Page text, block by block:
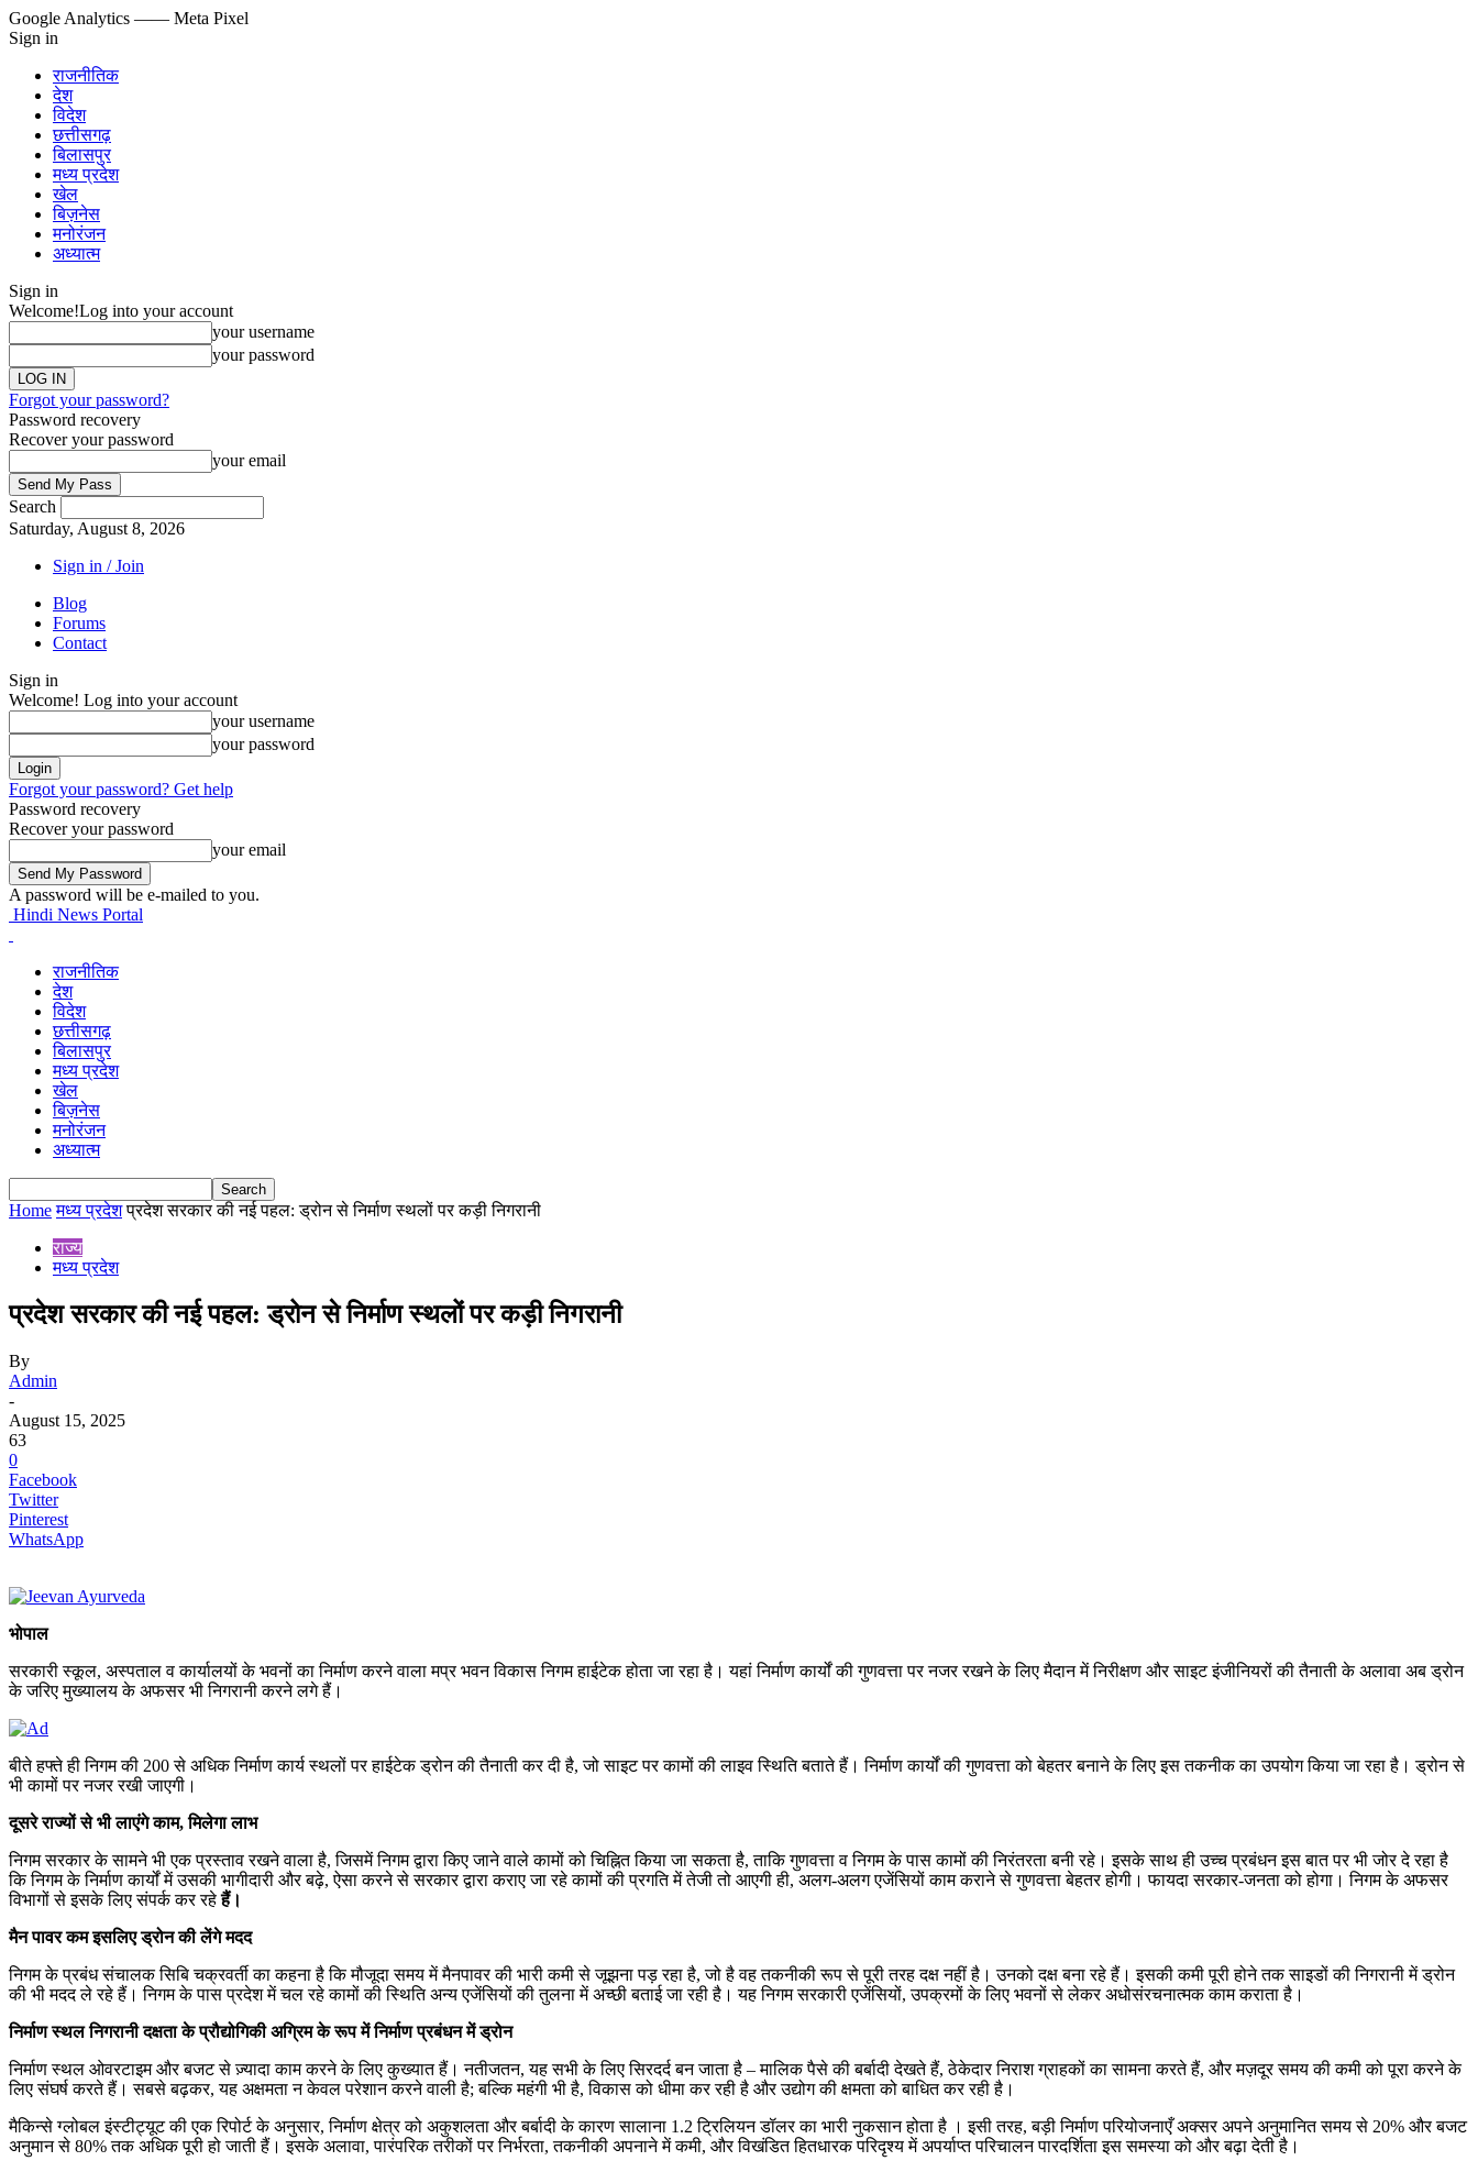
Google Analytics —— Meta Pixel
Sign in
राजनीतिक
देश
विदेश
छत्तीसगढ़
बिलासपुर
मध्य प्रदेश
खेल
बिज़नेस
मनोरंजन
अध्यात्म
Sign in
Welcome!Log into your account
your username
your password
Forgot your password?
Password recovery
Recover your password
your email
Search
Saturday, August 8, 2026
Sign in / Join
Blog
Forums
Contact
Sign in
Welcome! Log into your account
your username
your password
Forgot your password? Get help
Password recovery
Recover your password
your email
A password will be e-mailed to you.
Hindi News Portal
राजनीतिक
देश
विदेश
छत्तीसगढ़
बिलासपुर
मध्य प्रदेश
खेल
बिज़नेस
मनोरंजन
अध्यात्म
Home मध्य प्रदेश प्रदेश सरकार की नई पहल: ड्रोन से निर्माण स्थलों पर कड़ी निगरानी
राज्य
मध्य प्रदेश
प्रदेश सरकार की नई पहल: ड्रोन से निर्माण स्थलों पर कड़ी निगरानी
By
Admin
-
August 15, 2025
63
0
Facebook
Twitter
Pinterest
WhatsApp
भोपाल
सरकारी स्कूल, अस्पताल व कार्यालयों के भवनों का निर्माण करने वाला मप्र भवन विकास निगम हाईटेक होता जा रहा है। यहां निर्माण कार्यों की गुणवत्ता पर नजर रखने के लिए मैदान में निरीक्षण और साइट इंजीनियरों की तैनाती के अलावा अब ड्रोन
के जरिए मुख्यालय के अफसर भी निगरानी करने लगे हैं।
बीते हफ्ते ही निगम की 200 से अधिक निर्माण कार्य स्थलों पर हाईटेक ड्रोन की तैनाती कर दी है, जो साइट पर कामों की लाइव स्थिति बताते हैं। निर्माण कार्यों की गुणवत्ता को बेहतर बनाने के लिए इस तकनीक का उपयोग किया जा रहा है। ड्रोन से
भी कामों पर नजर रखी जाएगी।
दूसरे राज्यों से भी लाएंगे काम, मिलेगा लाभ
निगम सरकार के सामने भी एक प्रस्ताव रखने वाला है, जिसमें निगम द्वारा किए जाने वाले कामों को चिह्नित किया जा सकता है, ताकि गुणवत्ता व निगम के पास कामों की निरंतरता बनी रहे। इसके साथ ही उच्च प्रबंधन इस बात पर भी जोर दे रहा है
कि निगम के निर्माण कार्यों में उसकी भागीदारी और बढ़े, ऐसा करने से सरकार द्वारा कराए जा रहे कामों की प्रगति में तेजी तो आएगी ही, अलग-अलग एजेंसियों काम कराने से गुणवत्ता बेहतर होगी। फायदा सरकार-जनता को होगा। निगम के अफसर
विभागों से इसके लिए संपर्क कर रहेहैं।
मैन पावर कम इसलिए ड्रोन की लेंगे मदद
निगम के प्रबंध संचालक सिबि चक्रवर्ती का कहना है कि मौजूदा समय में मैनपावर की भारी कमी से जूझना पड़ रहा है, जो है वह तकनीकी रूप से पूरी तरह दक्ष नहीं है। उनको दक्ष बना रहे हैं। इसकी कमी पूरी होने तक साइडों की निगरानी में ड्रोन
की भी मदद ले रहे हैं। निगम के पास प्रदेश में चल रहे कामों की स्थिति अन्य एजेंसियों की तुलना में अच्छी बताई जा रही है। यह निगम सरकारी एजेंसियों, उपक्रमों के लिए भवनों से लेकर अधोसंरचनात्मक काम कराता है।
निर्माण स्थल निगरानी दक्षता के प्रौद्योगिकी अग्रिम के रूप में निर्माण प्रबंधन में ड्रोन
निर्माण स्थल ओवरटाइम और बजट से ज़्यादा काम करने के लिए कुख्यात हैं। नतीजतन, यह सभी के लिए सिरदर्द बन जाता है – मालिक पैसे की बर्बादी देखते हैं, ठेकेदार निराश ग्राहकों का सामना करते हैं, और मज़दूर समय की कमी को पूरा करने के
लिए संघर्ष करते हैं। सबसे बढ़कर, यह अक्षमता न केवल परेशान करने वाली है; बल्कि महंगी भी है, विकास को धीमा कर रही है और उद्योग की क्षमता को बाधित कर रही है।
मैकिन्से ग्लोबल इंस्टीट्यूट की एक रिपोर्ट के अनुसार, निर्माण क्षेत्र को अकुशलता और बर्बादी के कारण सालाना 1.2 ट्रिलियन डॉलर का भारी नुकसान होता है । इसी तरह, बड़ी निर्माण परियोजनाएँ अक्सर अपने अनुमानित समय से 20% और बजट
अनुमान से 80% तक अधिक पूरी हो जाती हैं। इसके अलावा, पारंपरिक तरीकों पर निर्भरता, तकनीकी अपनाने में कमी, और विखंडित हितधारक परिदृश्य में अपर्याप्त परिचालन पारदर्शिता इस समस्या को और बढ़ा देती है।